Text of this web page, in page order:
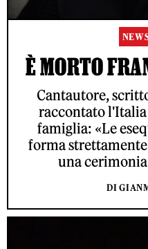
È MORTO
Cantautore,
raccontato
famiglia: «Le
forma
una
DI